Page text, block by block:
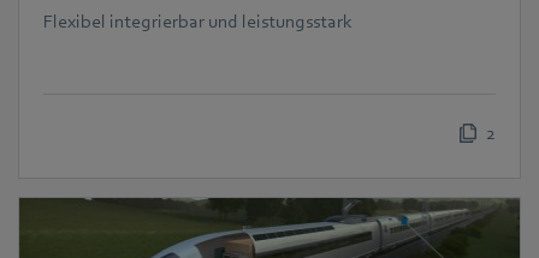
Flexibel integrierbar und leistungsstark
2